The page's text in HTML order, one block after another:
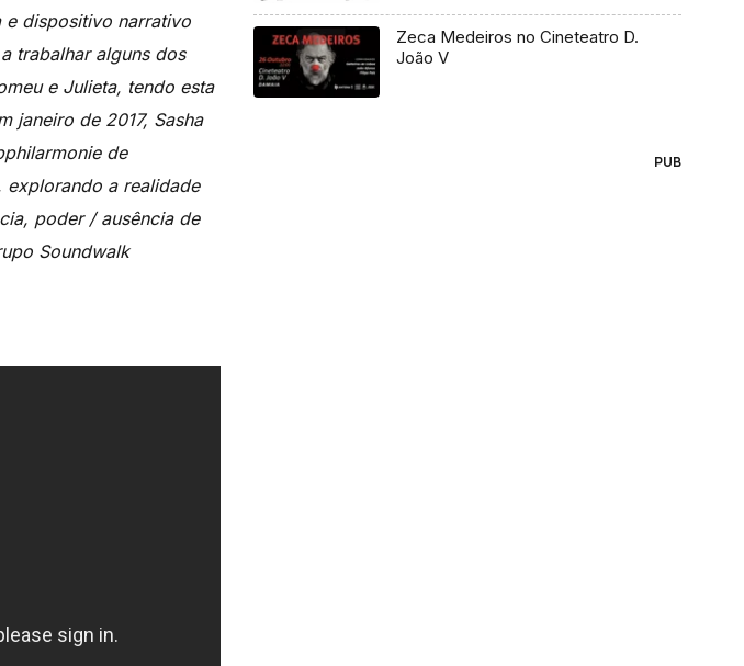
e dispositivo narrativo
trabalhar alguns dos
e Julieta, tendo esta
janeiro de 2017, Sasha
de
explorando a realidade
poder / ausência de
Soundwalk
Zeca Medeiros no Cineteatro D.
João V
PUB